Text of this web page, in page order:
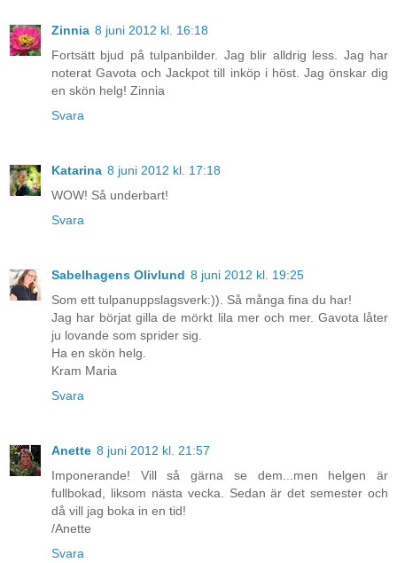
Zinnia 8 juni 2012 kl. 16:18
Fortsätt bjud på tulpanbilder. Jag blir alldrig less. Jag har
noterat Gavota och Jackpot till inköp i höst. Jag önskar dig
en skön helg! Zinnia
Svara
Katarina 8 juni 2012 kl. 17:18
WOW! Så underbart!
Svara
Sabelhagens Olivlund 8 juni 2012 kl. 19:25
Som ett tulpanuppslagsverk:)). Så många fina du har!
Jag har börjat gilla de mörkt lila mer och mer. Gavota låter
ju lovande som sprider sig.
Ha en skön helg.
Kram Maria
Svara
Anette 8 juni 2012 kl. 21:57
Imponerande! Vill så gärna se dem...men helgen är
fullbokad, liksom nästa vecka. Sedan är det semester och
då vill jag boka in en tid!
/Anette
Svara